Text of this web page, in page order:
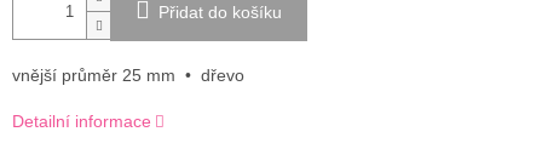
Přidat do košíku
vnější průměr 25 mm • dřevo
Detailní informace